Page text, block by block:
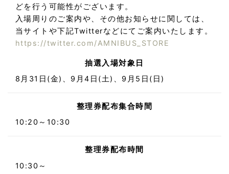
どを行う可能性がございます。
入場周りのご案内や、その他お知らせに関しては、
当サイトや下記Twitterなどにてご案内いたします。
https://twitter.com/AMNIBUS_STORE
抽選入場対象日
8月31日(金)、9月4日(土)、9月5日(日)
整理券配布集合時間
10:20～10:30
整理券配布時間
10:30～